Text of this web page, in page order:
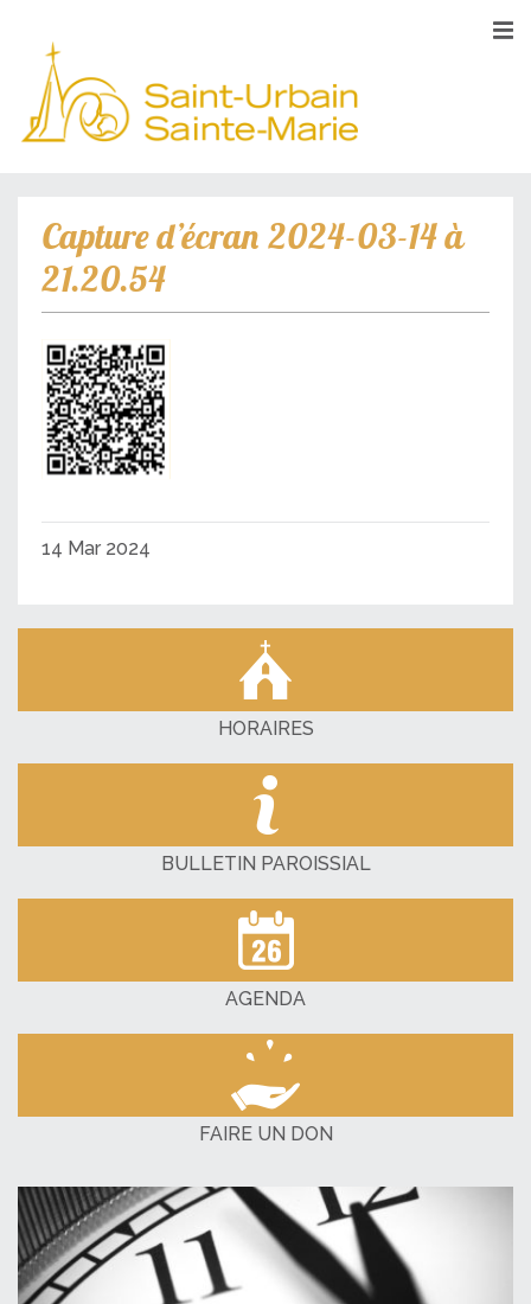
Capture d’écran 2024-03-14 à
21.20.54
14 Mar 2024
HORAIRES
BULLETIN PAROISSIAL
AGENDA
FAIRE UN DON